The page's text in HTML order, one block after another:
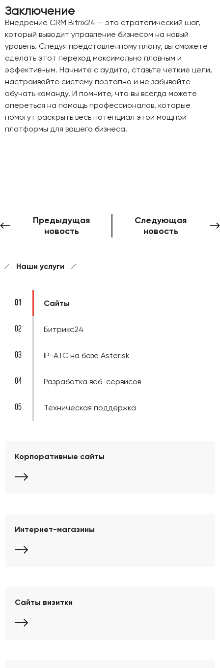
Заключение
Внедрение CRM Bitrix24 — это стратегический шаг,
который выводит управление бизнесом на новый
уровень. Следуя представленному плану, вы сможете
сделать этот переход максимально плавным и
эффективным. Начните с аудита, ставьте четкие цели,
настраивайте систему поэтапно и не забывайте
обучать команду. И помните, что вы всегда можете
опереться на помощь профессионалов, которые
помогут раскрыть весь потенциал этой мощной
платформы для вашего бизнеса.
Предыдущая
новость
Следующая
новость
Наши услуги
01 Сайты
02 Битрикс24
03 IP-ATC на базе Asterisk
04 Разработка веб-сервисов
05 Техническая поддержка
Корпоративные сайты
Интернет-магазины
Сайты визитки